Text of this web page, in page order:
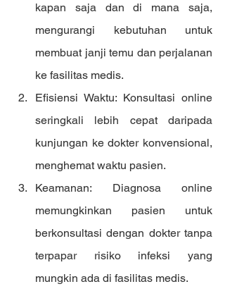
kapan saja dan di mana saja,
mengurangi kebutuhan untuk
membuat janji temu dan perjalanan
ke fasilitas medis.
Efisiensi Waktu: Konsultasi online
seringkali lebih cepat daripada
kunjungan ke dokter konvensional,
menghemat waktu pasien.
Keamanan: Diagnosa online
memungkinkan pasien untuk
berkonsultasi dengan dokter tanpa
terpapar risiko infeksi yang
mungkin ada di fasilitas medis.